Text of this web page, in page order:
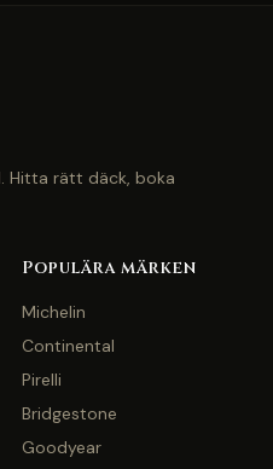
Hitta rätt däck, boka
Populära märken
Michelin
Continental
Pirelli
Bridgestone
Goodyear